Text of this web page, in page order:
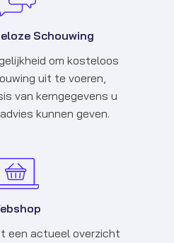
Schouwing
om kosteloos
uit te voeren,
van kerngegevens u
kunnen geven.
een actueel overzicht